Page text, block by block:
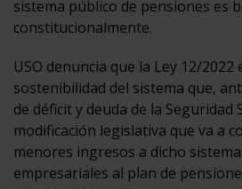
sistema público de pensiones es
constitucionalmente.
USO denuncia que la Ley 12/2022
sostenibilidad del sistema que,
de déficit y deuda de la Seguridad
modificación legislativa que va a
menores ingresos a dicho
empresariales al plan de